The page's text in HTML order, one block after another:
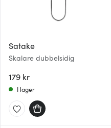
Satake
Skalare dubbelsidig
179 kr
I lager